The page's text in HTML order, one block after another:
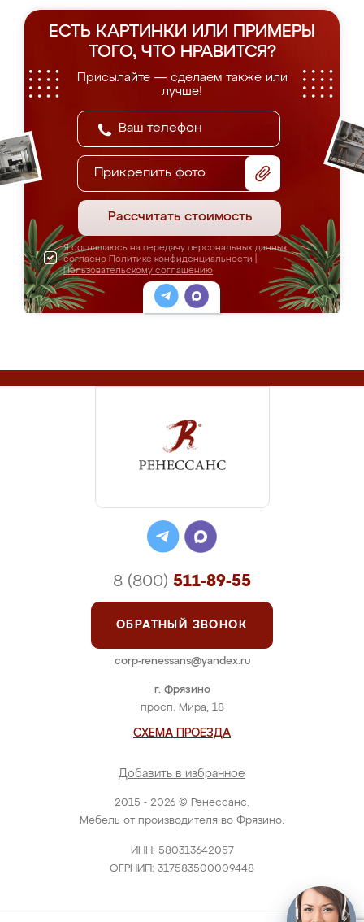
ЕСТЬ КАРТИНКИ ИЛИ ПРИМЕРЫ
ТОГО, ЧТО НРАВИТСЯ?
Присылайте — сделаем также или
лучше!
Прикрепить фото
Рассчитать стоимость
Я соглашаюсь на передачу персональных данных
согласно Политике конфиденциальности
Пользовательскому соглашению
2015 - 2026 © Ренессанс.
Мебель от производителя во Фрязино.
ИНН: 580313642057
ОГРНИП: 317583500009448
г. Фрязино
просп. Мира, 18
СХЕМА ПРОЕЗДА
Добавить в избранное
8 (800) 511-89-55
ОБРАТНЫЙ ЗВОНОК
corp-renessans@yandex.ru